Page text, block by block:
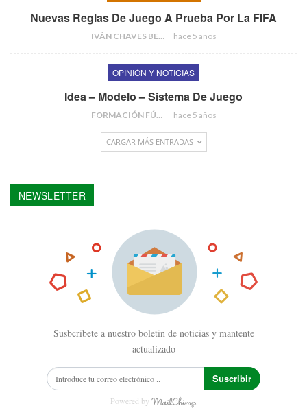
Nuevas Reglas De Juego A Prueba Por La FIFA
IVÁN CHAVES BERMEJO hace 5 años
OPINIÓN Y NOTICIAS
Idea – Modelo – Sistema De Juego
FORMACIÓN FÚTBOL hace 5 años
CARGAR MÁS ENTRADAS
NEWSLETTER
Susbcribete a nuestro boletin de noticias y mantente
actualizado
Suscribir
Powered by